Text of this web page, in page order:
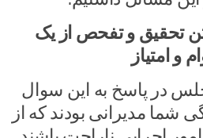
تحقیق و تفحص از یک
و امتیاز
در پاسخ به این سوال
شما مدیرانی بودند که از